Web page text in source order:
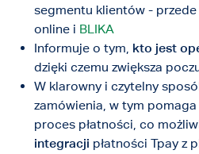
segmentu klientów -
online i BLIKA
Informuje o tym, kto jest
dzięki czemu zwiększa
W klarowny i czytelny
zamówienia, w tym
proces płatności, co
integracji płatności Tpay z